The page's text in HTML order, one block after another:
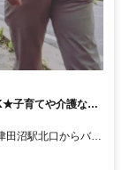
子育てや介護など